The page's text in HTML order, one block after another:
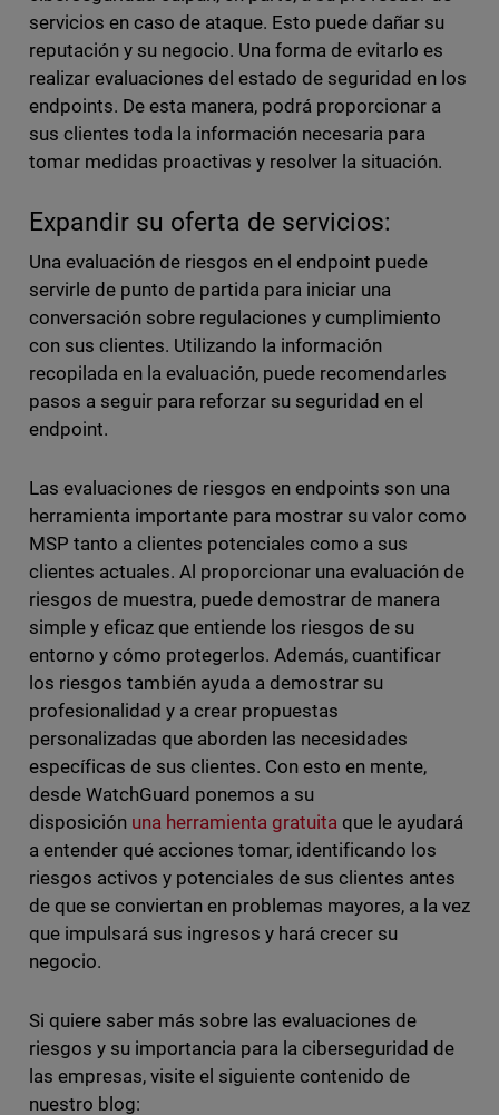
servicios en caso de ataque. Esto puede dañar su
reputación y su negocio. Una forma de evitarlo es
realizar evaluaciones del estado de seguridad en los
endpoints. De esta manera, podrá proporcionar a
sus clientes toda la información necesaria para
tomar medidas proactivas y resolver la situación.
Expandir su oferta de servicios:
Una evaluación de riesgos en el endpoint puede
servirle de punto de partida para iniciar una
conversación sobre regulaciones y cumplimiento
con sus clientes. Utilizando la información
recopilada en la evaluación, puede recomendarles
pasos a seguir para reforzar su seguridad en el
endpoint.
Las evaluaciones de riesgos en endpoints son una
herramienta importante para mostrar su valor como
MSP tanto a clientes potenciales como a sus
clientes actuales. Al proporcionar una evaluación de
riesgos de muestra, puede demostrar de manera
simple y eficaz que entiende los riesgos de su
entorno y cómo protegerlos. Además, cuantificar
los riesgos también ayuda a demostrar su
profesionalidad y a crear propuestas
personalizadas que aborden las necesidades
específicas de sus clientes. Con esto en mente,
desde WatchGuard ponemos a su
disposición una herramienta gratuita que le ayudará
a entender qué acciones tomar, identificando los
riesgos activos y potenciales de sus clientes antes
de que se conviertan en problemas mayores, a la vez
que impulsará sus ingresos y hará crecer su
negocio.
Si quiere saber más sobre las evaluaciones de
riesgos y su importancia para la ciberseguridad de
las empresas, visite el siguiente contenido de
nuestro blog: